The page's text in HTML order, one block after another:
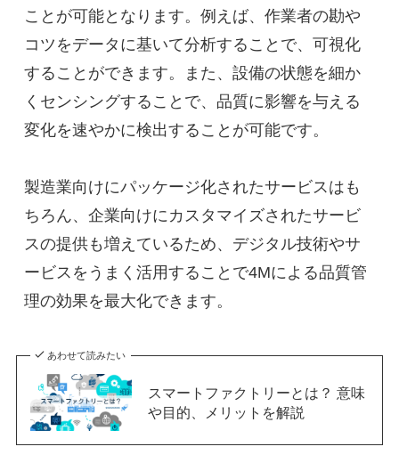
ことが可能となります。例えば、作業者の勘や
コツをデータに基いて分析することで、可視化
することができます。また、設備の状態を細か
くセンシングすることで、品質に影響を与える
変化を速やかに検出することが可能です。
製造業向けにパッケージ化されたサービスはも
ちろん、企業向けにカスタマイズされたサービ
スの提供も増えているため、デジタル技術やサ
ービスをうまく活用することで4Mによる品質管
理の効果を最大化できます。
あわせて読みたい
スマートファクトリーとは？ 意味
や目的、メリットを解説